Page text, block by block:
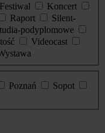
Festiwal
Koncert
Raport
Silent-
podyplomowe
Videocast
Poznań
Sopot